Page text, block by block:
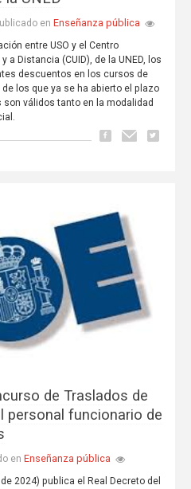
en Enseñanza pública
entre USO y el Centro
a Distancia (CUID), de la UNED, los
descuentos en los cursos de
los que ya se ha abierto el plazo
válidos tanto en la modalidad
de Traslados de
personal funcionario de
en Enseñanza pública
2024) publica el Real Decreto del